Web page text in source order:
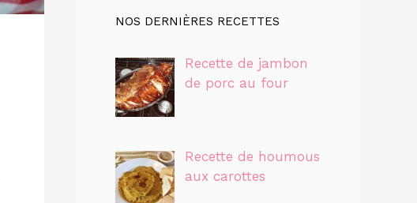
NOS DERNIÈRES RECETTES
Recette de jambon
de porc au four
Recette de houmous
aux carottes